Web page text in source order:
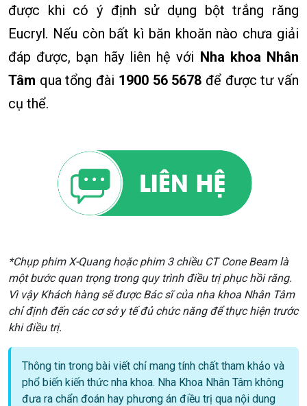
được khi có ý định sử dụng bột trắng răng
Eucryl. Nếu còn bất kì băn khoăn nào chưa giải
đáp được, bạn hãy liên hệ với Nha khoa Nhân
Tâm qua tổng đài 1900 56 5678 để được tư vấn
cụ thể.
*Chụp phim X-Quang hoặc phim 3 chiều CT Cone Beam là
một bước quan trọng trong quy trình điều trị phục hồi răng.
Vì vậy Khách hàng sẽ được Bác sĩ của nha khoa Nhân Tâm
chỉ định đến các cơ sở y tế đủ chức năng để thực hiện trước
khi điều trị.
Thông tin trong bài viết chỉ mang tính chất tham khảo và
phổ biến kiến thức nha khoa. Nha Khoa Nhân Tâm không
đưa ra chẩn đoán hay phương án điều trị qua nội dung